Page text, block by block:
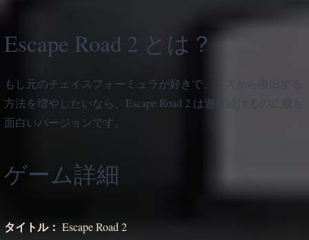
Escape Road 2 とは？
もし元のチェイスフォーミュラが好きで、ミスから復旧する
方法を増やしたいなら、Escape Road 2 は遊び続けるのに最も
面白いバージョンです。
ゲーム詳細
タイトル： Escape Road 2